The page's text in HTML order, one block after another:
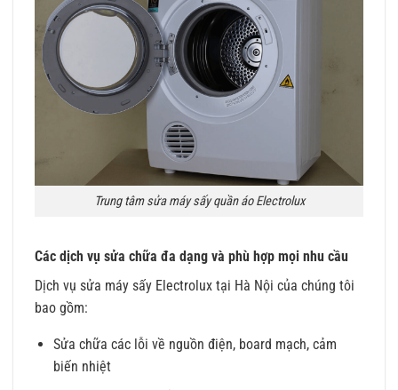
Trung tâm sửa máy sấy quần áo Electrolux
Các dịch vụ sửa chữa đa dạng và phù hợp mọi nhu cầu
Dịch vụ sửa máy sấy Electrolux tại Hà Nội của chúng tôi
bao gồm:
Sửa chữa các lỗi về nguồn điện, board mạch, cảm
biến nhiệt